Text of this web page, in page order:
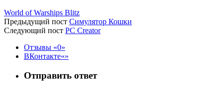
World of Warships Blitz
Предыдущий пост Симулятор Кошки
Следующий пост PC Creator
Отзывы
0
ВКонтакте
Отправить ответ